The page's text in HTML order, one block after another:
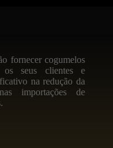
fornecer cogumelos
os seus clientes e
na redução da
importações de